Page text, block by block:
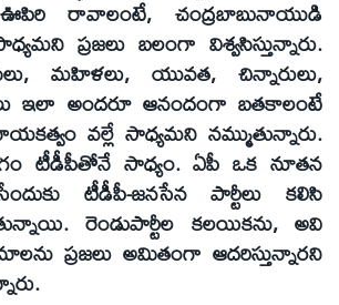
ఊపిరి రావాలంటే, చంద్రబాబునాయుడి
ప్రజలు బలంగా విశ్వసిస్తున్నారు.
మహిళలు, యువత, చిన్నారులు,
ఇలా అందరూ ఆనందంగా బతకాలంటే
వల్లే సాధ్యమని నమ్ముతున్నారు.
టీడీపీతోనే సాధ్యం. ఏపీ ఒక నూతన
టీడీపీ-జనసేన పార్టీలు కలిసి
రెండుపార్టీల కలయికను, అవి
ప్రజలు అమితంగా ఆదరిస్తున్నారని